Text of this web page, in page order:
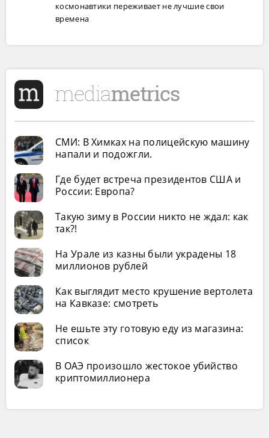
космонавтики переживает не лучшие свои
времена
СМИ: В Химках на полицейскую машину
напали и подожгли.
Где будет встреча президентов США и
России: Европа?
Такую зиму в России никто не ждал: как
так?!
На Урале из казны были украдены 18
миллионов рублей
Как выглядит место крушение вертолета
на Кавказе: смотреть
Не ешьте эту готовую еду из магазина:
список
В ОАЭ произошло жестокое убийство
криптомиллионера